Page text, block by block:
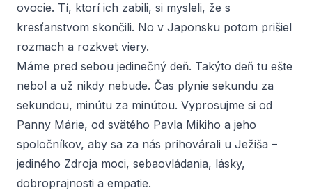
ovocie. Tí, ktorí ich zabili, si mysleli, že s
kresťanstvom skončili. No v Japonsku potom prišiel
rozmach a rozkvet viery.
Máme pred sebou jedinečný deň. Takýto deň tu ešte
nebol a už nikdy nebude. Čas plynie sekundu za
sekundou, minútu za minútou. Vyprosujme si od
Panny Márie, od svätého Pavla Mikiho a jeho
spoločníkov, aby sa za nás prihovárali u Ježiša –
jediného Zdroja moci, sebaovládania, lásky,
dobroprajnosti a empatie.